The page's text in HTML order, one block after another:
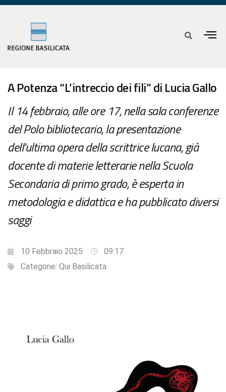
A Potenza “L’intreccio dei fili” di Lucia Gallo
Il 14 febbraio, alle ore 17, nella sala conferenze
del Polo bibliotecario, la presentazione
dell’ultima opera della scrittrice lucana, già
docente di materie letterarie nella Scuola
Secondaria di primo grado, è esperta in
metodologia e didattica e ha pubblicato diversi
saggi
10 Febbraio 2025
09:17
Categorie: Qui Basilicata